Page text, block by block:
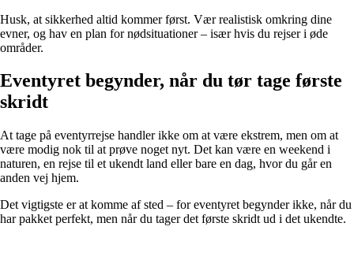
Husk, at sikkerhed altid kommer først. Vær realistisk omkring dine
evner, og hav en plan for nødsituationer – især hvis du rejser i øde
områder.
Eventyret begynder, når du tør tage første
skridt
At tage på eventyrrejse handler ikke om at være ekstrem, men om at
være modig nok til at prøve noget nyt. Det kan være en weekend i
naturen, en rejse til et ukendt land eller bare en dag, hvor du går en
anden vej hjem.
Det vigtigste er at komme af sted – for eventyret begynder ikke, når du
har pakket perfekt, men når du tager det første skridt ud i det ukendte.